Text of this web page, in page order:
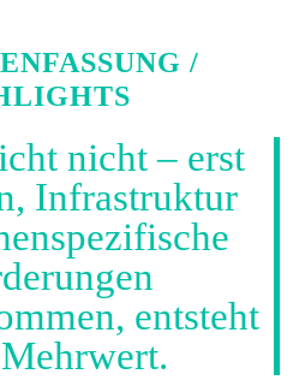
/
nicht – erst
Infrastruktur
entsteht